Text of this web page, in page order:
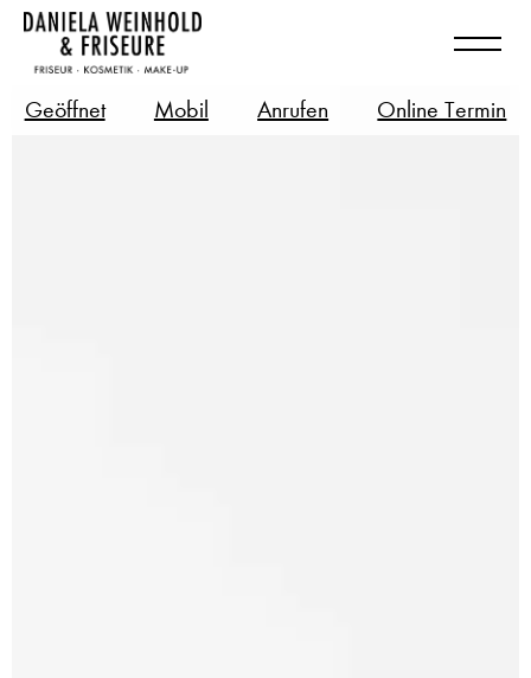
Geöffnet Mobil Anrufen Online Termin